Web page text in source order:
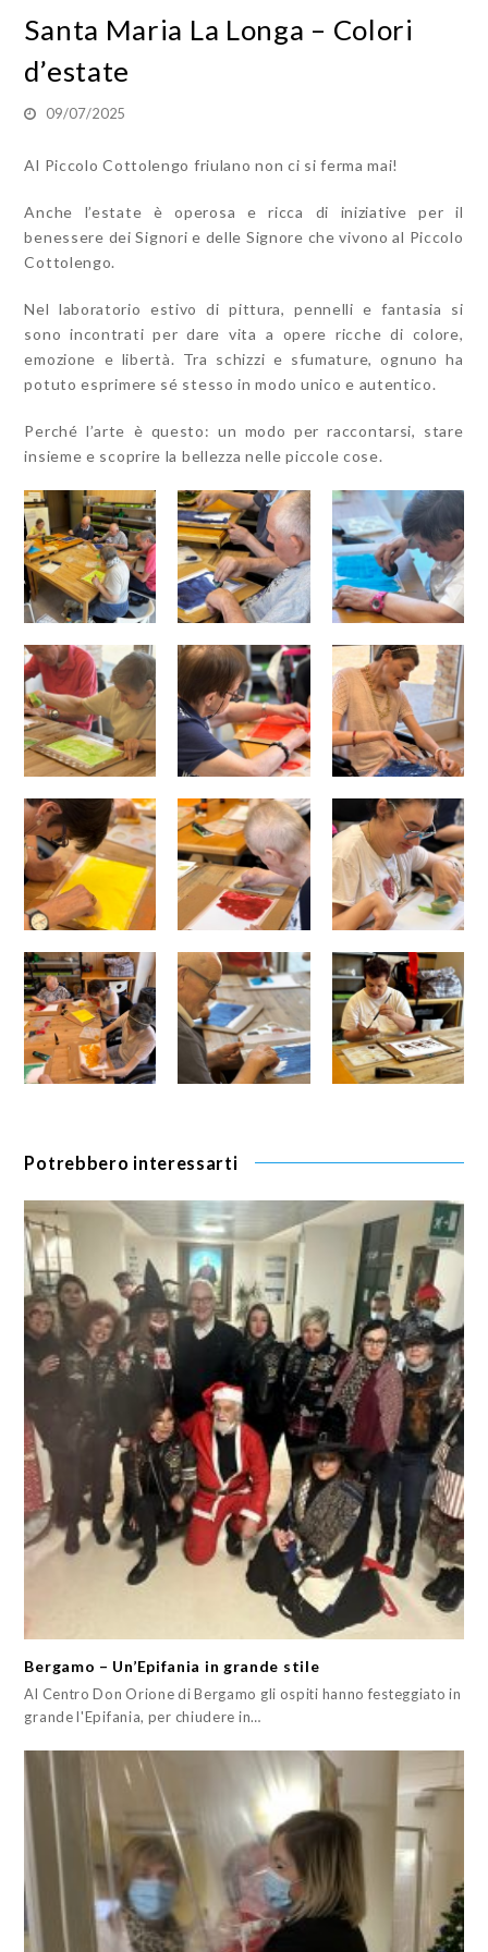
Santa Maria La Longa – Colori
d’estate
09/07/2025
Al Piccolo Cottolengo friulano non ci si ferma mai!
Anche l’estate è operosa e ricca di iniziative per il
benessere dei Signori e delle Signore che vivono al Piccolo
Cottolengo.
Nel laboratorio estivo di pittura, pennelli e fantasia si
sono incontrati per dare vita a opere ricche di colore,
emozione e libertà. Tra schizzi e sfumature, ognuno ha
potuto esprimere sé stesso in modo unico e autentico.
Perché l’arte è questo: un modo per raccontarsi, stare
insieme e scoprire la bellezza nelle piccole cose.
Potrebbero interessarti
Bergamo – Un’Epifania in grande stile
Al Centro Don Orione di Bergamo gli ospiti hanno festeggiato in
grande l'Epifania, per chiudere in…